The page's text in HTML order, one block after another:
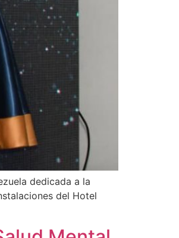
dedicada a la
del Hotel